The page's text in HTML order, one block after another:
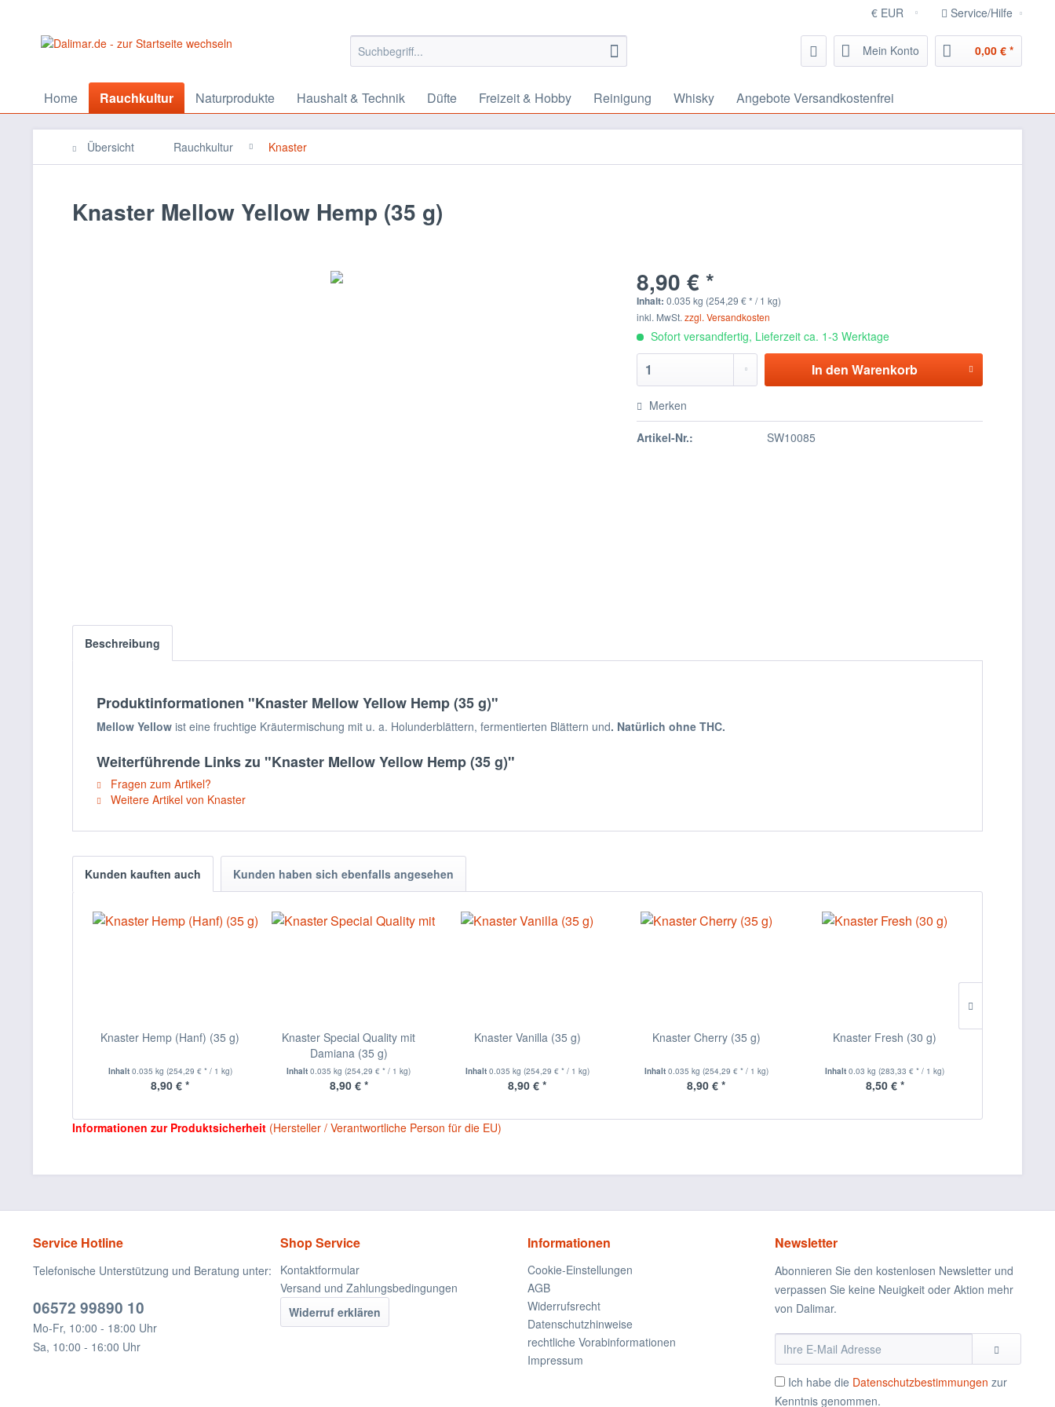
Service/Hilfe
Mein Konto 0,00 € *
Home Rauchkultur Naturprodukte Haushalt & Technik Düfte Freizeit & Hobby Reinigung Whisky Angebote Versandkostenfrei
Übersicht Rauchkultur Knaster
Knaster Mellow Yellow Hemp (35 g)
8,90 € *
Inhalt:0.035 kg (254,29 € * / 1 kg)
inkl. MwSt.zzgl. Versandkosten
Sofort versandfertig, Lieferzeit ca. 1-3 Werktage
In den Warenkorb
Merken
Artikel-Nr.: SW10085
Beschreibung
Produktinformationen "Knaster Mellow Yellow Hemp (35 g)"
Mellow Yellow ist eine fruchtige Kräutermischung mit u. a. Holunderblättern, fermentierten Blättern und. Natürlich ohne THC.
Weiterführende Links zu "Knaster Mellow Yellow Hemp (35 g)"
Fragen zum Artikel?
Weitere Artikel von Knaster
Kunden kauften auch Kunden haben sich ebenfalls angesehen
Knaster Hemp (Hanf) (35 g)
Inhalt 0.035 kg (254,29 € * / 1 kg)
8,90 € *
Knaster Special Quality mit
Damiana (35 g)
Inhalt0.035 kg(254,29 € * / 1 kg)
8,90 € *
Knaster Vanilla (35 g)
Inhalt 0.035 kg (254,29 € * / 1 kg)
8,90 € *
Knaster Cherry (35 g)
Inhalt 0.035 kg (254,29 € * / 1 kg)
8,90 € *
Knaster Fresh (30 g)
Inhalt0.03 kg(283,33 € * / 1 kg)
8,50 € *
Informationen zur Produktsicherheit (Hersteller / Verantwortliche Person für die EU)
Service Hotline
Telefonische Unterstützung und Beratung unter:
06572 99890 10
Mo-Fr, 10:00 - 18:00 Uhr
Sa, 10:00 - 16:00 Uhr
Shop Service
Kontaktformular
Versand und Zahlungsbedingungen
Widerruf erklären
Informationen
Cookie-Einstellungen
AGB
Widerrufsrecht
Datenschutzhinweise
rechtliche Vorabinformationen
Impressum
Newsletter
Abonnieren Sie den kostenlosen Newsletter und
verpassen Sie keine Neuigkeit oder Aktion mehr
von Dalimar.
Ich habe die Datenschutzbestimmungen zur
Kenntnis genommen.